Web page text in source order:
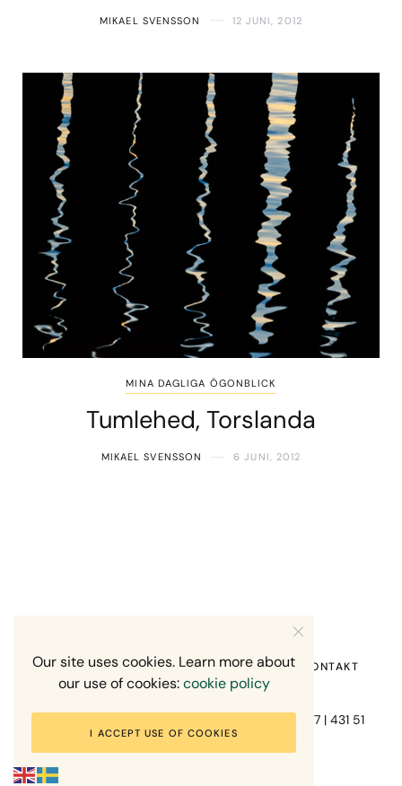
MIKAEL SVENSSON 12 JUNI, 2012
MINA DAGLIGA ÖGONBLICK
Tumlehed, Torslanda
MIKAEL SVENSSON 6 JUNI, 2012
Fotograf Mikael Svensson | Gundefjällsgatan 407 | 431 51
Mölndal | +46-70-7671863
HEM OM MIG RECENSION OM MIG KONTAKT
Our site uses cookies. Learn more about
our use of cookies:cookie policy
I ACCEPT USE OF COOKIES